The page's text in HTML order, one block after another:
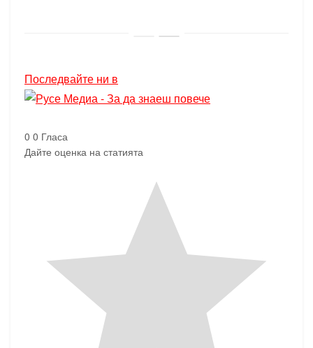
Последвайте ни в
0 0 Гласа
Дайте оценка на статията